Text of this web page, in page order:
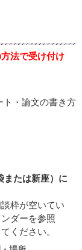
法で受け付け
ト・論文の書き方
または新座）に
枠が空いてい
ダーを参照
ください。